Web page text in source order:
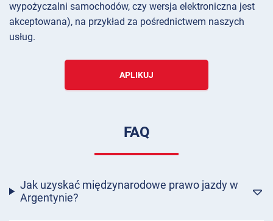
wypożyczalni samochodów, czy wersja elektroniczna jest
akceptowana), na przykład za pośrednictwem naszych
usług.
APLIKUJ
FAQ
Jak uzyskać międzynarodowe prawo jazdy w
Argentynie?